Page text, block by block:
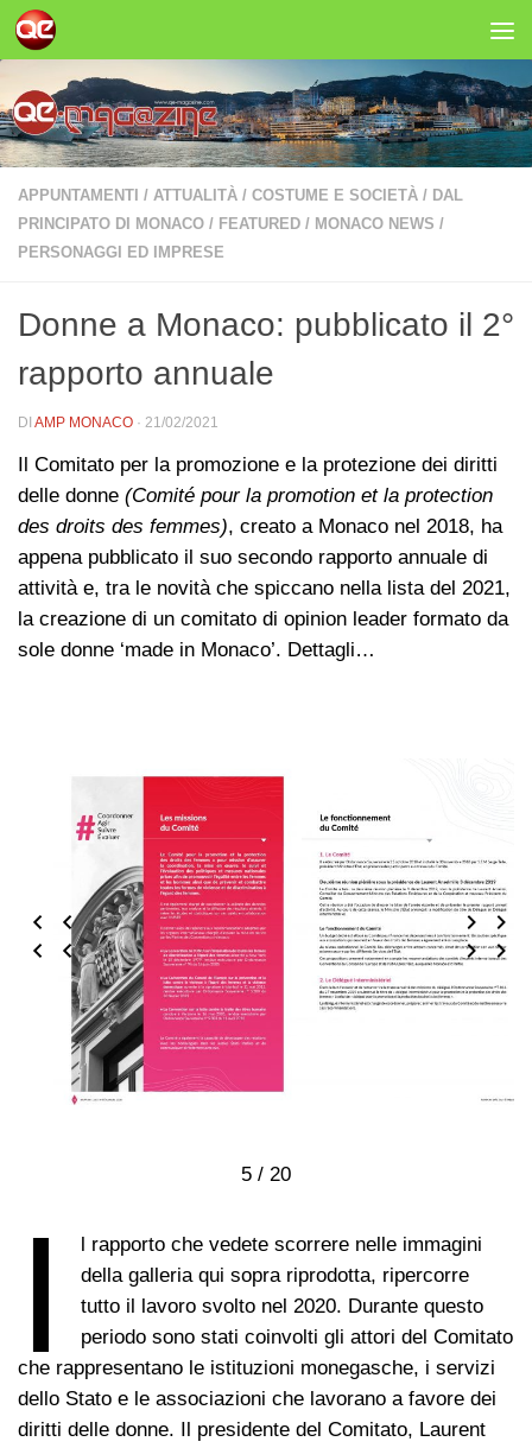
Salta al contenuto
APPUNTAMENTI / ATTUALITÀ / COSTUME E SOCIETÀ / DAL
PRINCIPATO DI MONACO / FEATURED / MONACO NEWS /
PERSONAGGI ED IMPRESE
Donne a Monaco: pubblicato il 2°
rapporto annuale
DI AMP MONACO · 21/02/2021
Il Comitato per la promozione e la protezione dei diritti
delle donne (Comité pour la promotion et la protection
des droits des femmes), creato a Monaco nel 2018, ha
appena pubblicato il suo secondo rapporto annuale di
attività e, tra le novità che spiccano nella lista del 2021,
la creazione di un comitato di opinion leader formato da
sole donne ‘made in Monaco’. Dettagli…
6 / 20
I
l rapporto che vedete scorrere nelle immagini
della galleria qui sopra riprodotta, ripercorre
tutto il lavoro svolto nel 2020. Durante questo
periodo sono stati coinvolti gli attori del Comitato
che rappresentano le istituzioni monegasche, i servizi
dello Stato e le associazioni che lavorano a favore dei
diritti delle donne. Il presidente del Comitato, Laurent